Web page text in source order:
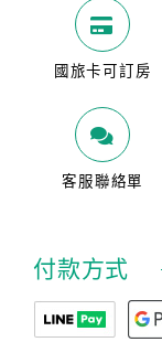
國旅卡可訂房
客服聯絡單
付款方式